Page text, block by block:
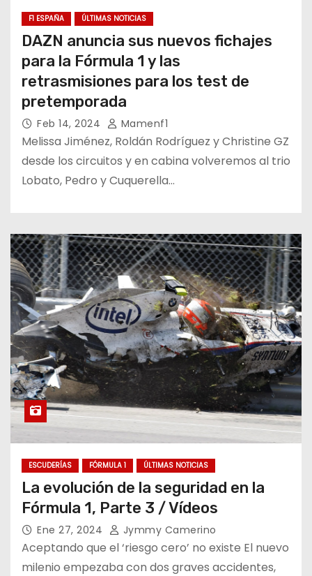
F1 ESPAÑA ÚLTIMAS NOTICIAS
DAZN anuncia sus nuevos fichajes
para la Fórmula 1 y las
retrasmisiones para los test de
pretemporada
Feb 14, 2024 Mamenf1
Melissa Jiménez, Roldán Rodríguez y Christine GZ
desde los circuitos y en cabina volveremos al trio
Lobato, Pedro y Cuquerella…
ESCUDERÍAS FÓRMULA 1 ÚLTIMAS NOTICIAS
La evolución de la seguridad en la
Fórmula 1, Parte 3 / Vídeos
Ene 27, 2024 Jymmy Camerino
Aceptando que el ‘riesgo cero’ no existe El nuevo
milenio empezaba con dos graves accidentes,